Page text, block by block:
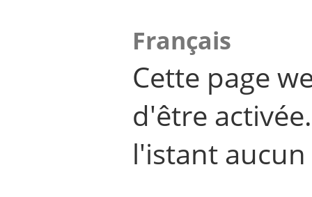
Français
Cette page
d'être
l'istant